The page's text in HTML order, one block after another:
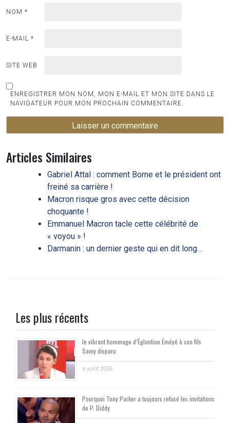
NOM *
E-MAIL *
SITE WEB
ENREGISTRER MON NOM, MON E-MAIL ET MON SITE DANS LE
NAVIGATEUR POUR MON PROCHAIN COMMENTAIRE.
Articles Similaires
Gabriel Attal : comment Borne et le président ont
freiné sa carrière !
Macron risque gros avec cette décision
choquante !
Emmanuel Macron tacle cette célébrité de
« voyou » !
Darmanin : un dernier geste qui en dit long…
Les plus récents
le vibrant hommage d’Églantine Éméyé à son fils
Samy disparu
6 août 2026
Pourquoi Tony Parker a toujours refusé les invitations
de P. Diddy